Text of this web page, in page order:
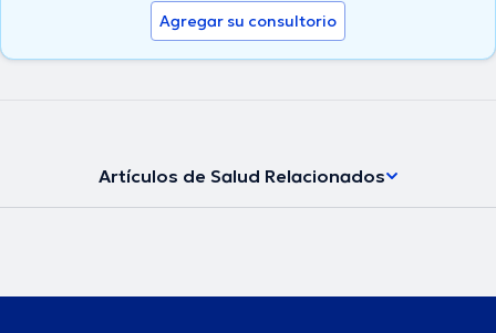
Agregar su consultorio
Artículos de Salud Relacionados